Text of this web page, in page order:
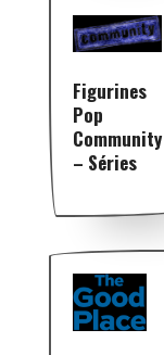
Figurines
Pop
Community
– Séries